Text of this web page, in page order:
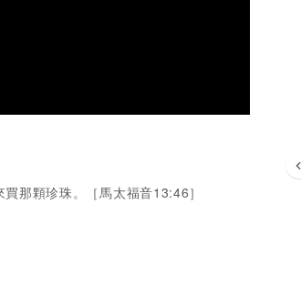
那顆珍珠。［馬太福音13:46］